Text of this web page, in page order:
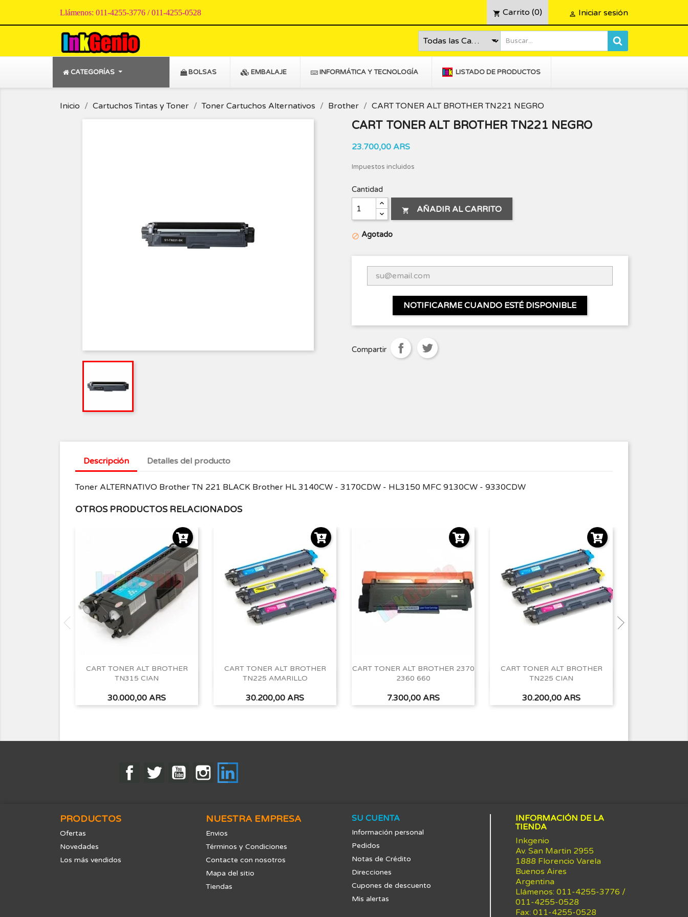
Llámenos: 011-4255-3776 / 011-4255-0528 shopping_cart Carrito (0)  Iniciar sesión
CATEGORÍAS BOLSAS EMBALAJE INFORMÁTICA Y TECNOLOGÍA LISTADO DE PRODUCTOS
Inicio Cartuchos Tintas y Toner Toner Cartuchos Alternativos Brother CART TONER ALT BROTHER TN221 NEGRO
CART TONER ALT BROTHER TN221 NEGRO
23.700,00 ARS
Impuestos incluidos
Cantidad
 AÑADIR AL CARRITO
 Agotado
NOTIFICARME CUANDO ESTÉ DISPONIBLE
Compartir
Descripción Detalles del producto
Toner ALTERNATIVO Brother TN 221 BLACK Brother HL 3140CW - 3170CDW - HL3150 MFC 9130CW - 9330CDW
OTROS PRODUCTOS RELACIONADOS
CART TONER ALT BROTHER
TN315 CIAN
Precio
30.000,00 ARS
Vista rápida
CART TONER ALT BROTHER
TN225 AMARILLO
Precio
30.200,00 ARS
Vista rápida
CART TONER ALT BROTHER 2370
2360 660
Precio
7.300,00 ARS
Vista rápida
CART TONER ALT BROTHER
TN225 CIAN
Precio
30.200,00 ARS
Vista rápida
FacebookTwitter YouTubeInstagram
PRODUCTOS
Ofertas
Novedades
Los más vendidos
NUESTRA EMPRESA
Envios
Términos y Condiciones
Contacte con nosotros
Mapa del sitio
Tiendas
SU CUENTA
Información personal
Pedidos
Notas de Crédito
Direcciones
Cupones de descuento
Mis alertas
INFORMACIÓN DE LA
TIENDA
Inkgenio
Av. San Martin 2955
1888 Florencio Varela
Buenos Aires
Argentina
Llámenos: 011-4255-3776 /
011-4255-0528
Fax: 011-4255-0528